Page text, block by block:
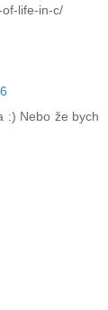
life-in-c/
:) Nebo že bych